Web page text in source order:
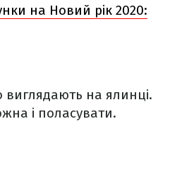
на Новий рік 2020:
виглядають на ялинці.
і поласувати.